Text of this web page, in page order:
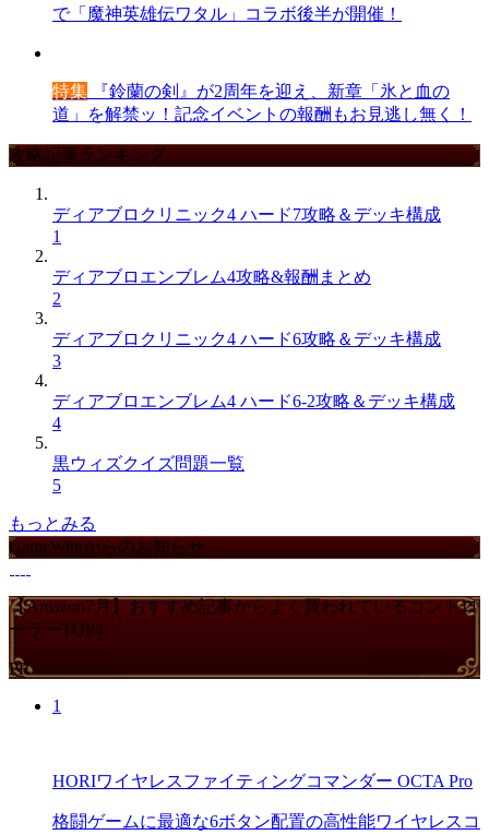
で「魔神英雄伝ワタル」コラボ後半が開催！
特集 『鈴蘭の剣』が2周年を迎え、新章「氷と血の
道」を解禁ッ！記念イベントの報酬もお見逃し無く！
攻略記事ランキング
ディアブロクリニック4 ハード7攻略＆デッキ構成
1
ディアブロエンブレム4攻略&報酬まとめ
2
ディアブロクリニック4 ハード6攻略＆デッキ構成
3
ディアブロエンブレム4 ハード6-2攻略＆デッキ構成
4
黒ウィズクイズ問題一覧
5
もっとみる
GameWithからのお知らせ
【Amazon7月】おすすめ記事からよく買われているコントロ
ーラーTOP4
PR
1
HORIワイヤレスファイティングコマンダー OCTA Pro
格闘ゲームに最適な6ボタン配置の高性能ワイヤレスコ